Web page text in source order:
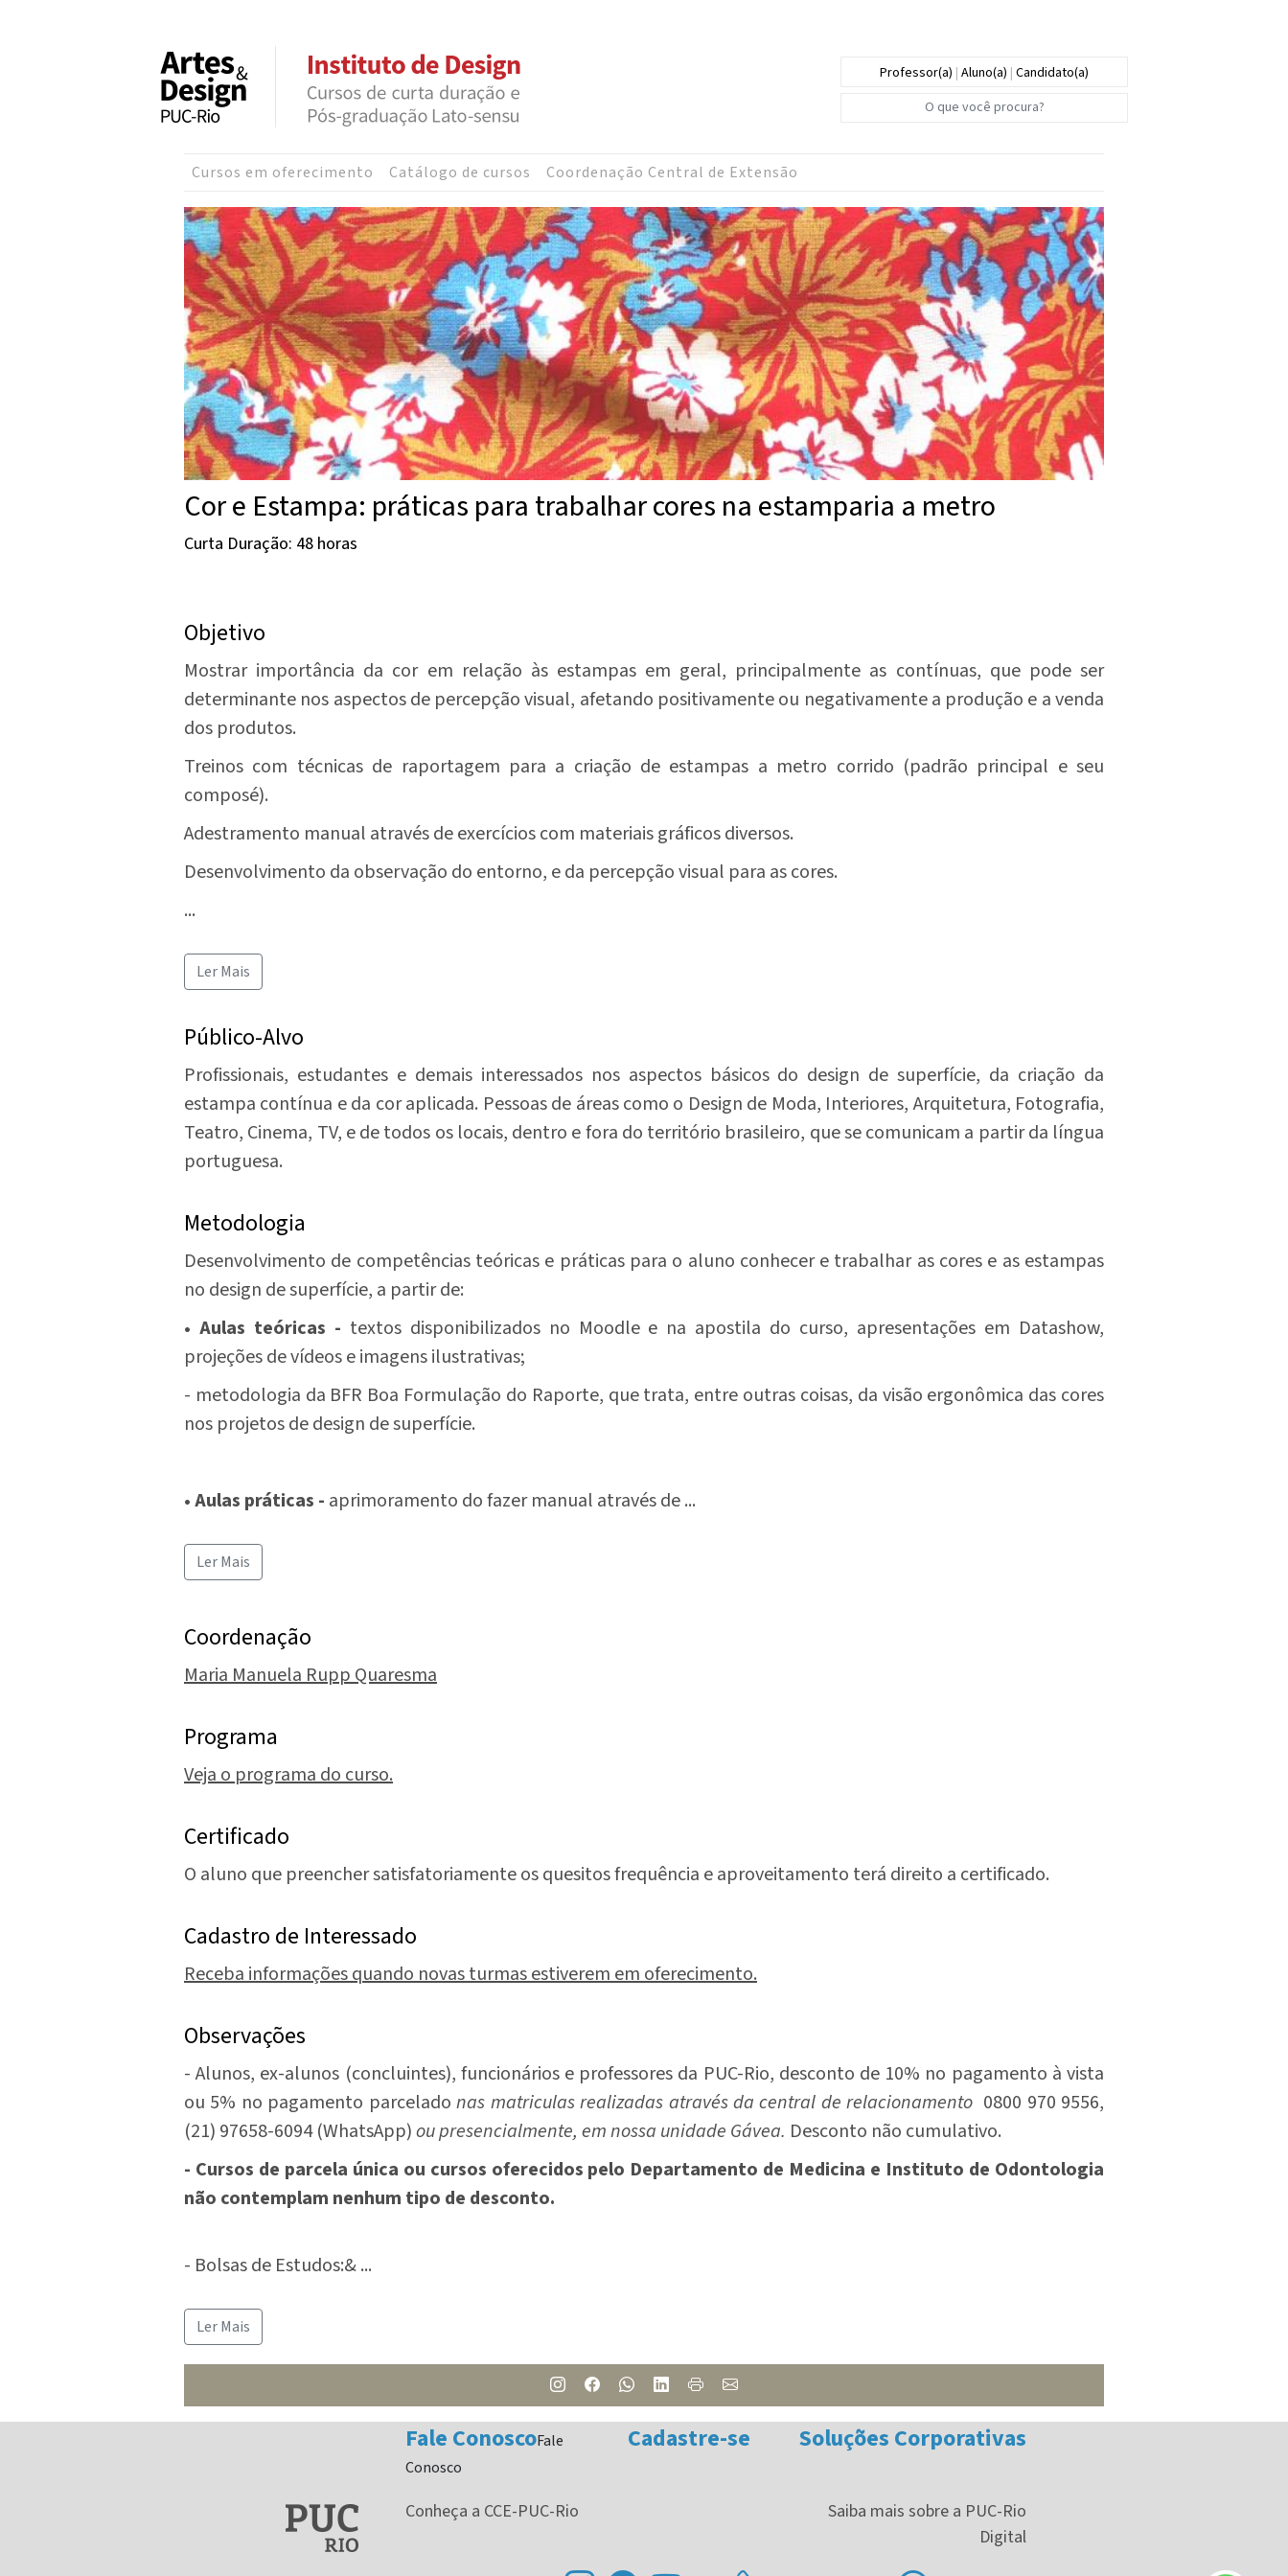
Professor(a) | Aluno(a) | Candidato(a)
Cursos em oferecimento Catálogo de cursos Coordenação Central de Extensão
Cor e Estampa: práticas para trabalhar cores na estamparia a metro
Curta Duração: 48 horas
Objetivo
Mostrar importância da cor em relação às estampas em geral, principalmente as contínuas, que pode ser
determinante nos aspectos de percepção visual, afetando positivamente ou negativamente a produção e a venda
dos produtos.
Treinos com técnicas de raportagem para a criação de estampas a metro corrido (padrão principal e seu
composé).
Adestramento manual através de exercícios com materiais gráficos diversos.
Desenvolvimento da observação do entorno, e da percepção visual para as cores.
...
Ler Mais
Público-Alvo
Profissionais, estudantes e demais interessados nos aspectos básicos do design de superfície, da criação da
estampa contínua e da cor aplicada. Pessoas de áreas como o Design de Moda, Interiores, Arquitetura, Fotografia,
Teatro, Cinema, TV, e de todos os locais, dentro e fora do território brasileiro, que se comunicam a partir da língua
portuguesa.
Metodologia
Desenvolvimento de competências teóricas e práticas para o aluno conhecer e trabalhar as cores e as estampas
no design de superfície, a partir de:
• Aulas teóricas - textos disponibilizados no Moodle e na apostila do curso, apresentações em Datashow,
projeções de vídeos e imagens ilustrativas;
- metodologia da BFR Boa Formulação do Raporte, que trata, entre outras coisas, da visão ergonômica das cores
nos projetos de design de superfície.
• Aulas práticas - aprimoramento do fazer manual através de...
Ler Mais
Coordenação
Maria Manuela Rupp Quaresma
Programa
Veja o programa do curso.
Certificado
O aluno que preencher satisfatoriamente os quesitos frequência e aproveitamento terá direito a certificado.
Cadastro de Interessado
Receba informações quando novas turmas estiverem em oferecimento.
Observações
- Alunos, ex-alunos (concluintes), funcionários e professores da PUC-Rio, desconto de 10% no pagamento à vista
ou 5% no pagamento parceladonas matriculas realizadas através da central de relacionamento 0800 970 9556,
(21) 97658-6094 (WhatsApp)ou presencialmente, em nossa unidade Gávea. Desconto não cumulativo.
- Cursos de parcela única ou cursos oferecidos pelo Departamento de Medicina e Instituto de Odontologia
não contemplam nenhum tipo de desconto.
- Bolsas de Estudos:&...
Ler Mais
Fale ConoscoFale
Conosco
Cadastre-se Soluções Corporativas
Conheça a CCE-PUC-Rio
Saiba mais sobre a PUC-Rio
Digital